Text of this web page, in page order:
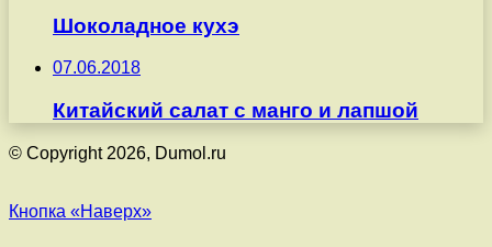
Шоколадное кухэ
07.06.2018
Китайский салат с манго и лапшой
© Copyright 2026, Dumol.ru
Кнопка «Наверх»